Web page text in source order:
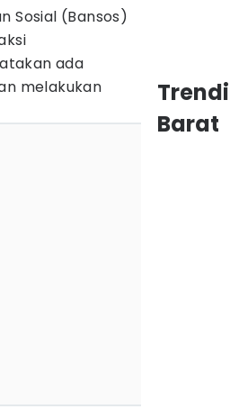
Sosial (Bansos)
ada
melakukan
Barat